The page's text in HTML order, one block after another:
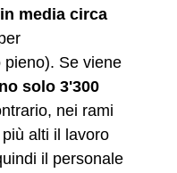
in media circa
pieno). Se viene
solo 3'300
nei rami
alti il lavoro
il personale